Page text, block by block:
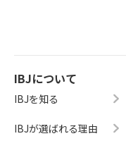
IBJについて
IBJを知る
IBJが選ばれる理由